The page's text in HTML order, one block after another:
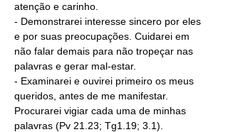
atenção e carinho.
- Demonstrarei interesse sincero por eles
e por suas preocupações. Cuidarei em
não falar demais para não tropeçar nas
palavras e gerar mal-estar.
- Examinarei e ouvirei primeiro os meus
queridos, antes de me manifestar.
Procurarei vigiar cada uma de minhas
palavras (Pv 21.23; Tg1.19; 3.1).